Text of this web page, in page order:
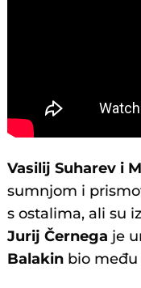
Vasilij Suharev i
sumnjom i
s ostalima, ali su
Jurij Černega je
Balakin bio među